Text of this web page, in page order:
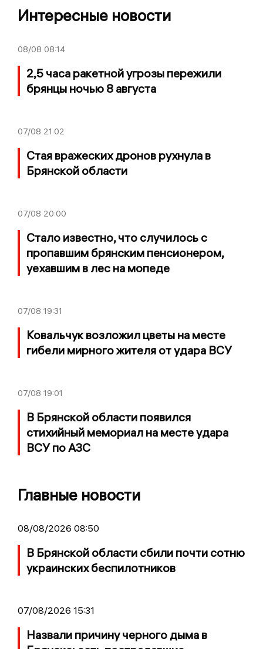
Интересные новости
08/08 08:14
2,5 часа ракетной угрозы пережили
брянцы ночью 8 августа
07/08 21:02
Стая вражеских дронов рухнула в
Брянской области
07/08 20:00
Стало известно, что случилось с
пропавшим брянским пенсионером,
уехавшим в лес на мопеде
07/08 19:31
Ковальчук возложил цветы на месте
гибели мирного жителя от удара ВСУ
07/08 19:01
В Брянской области появился
стихийный мемориал на месте удара
ВСУ по АЗС
Главные новости
08/08/2026 08:50
В Брянской области сбили почти сотню
украинских беспилотников
07/08/2026 15:31
Назвали причину черного дыма в